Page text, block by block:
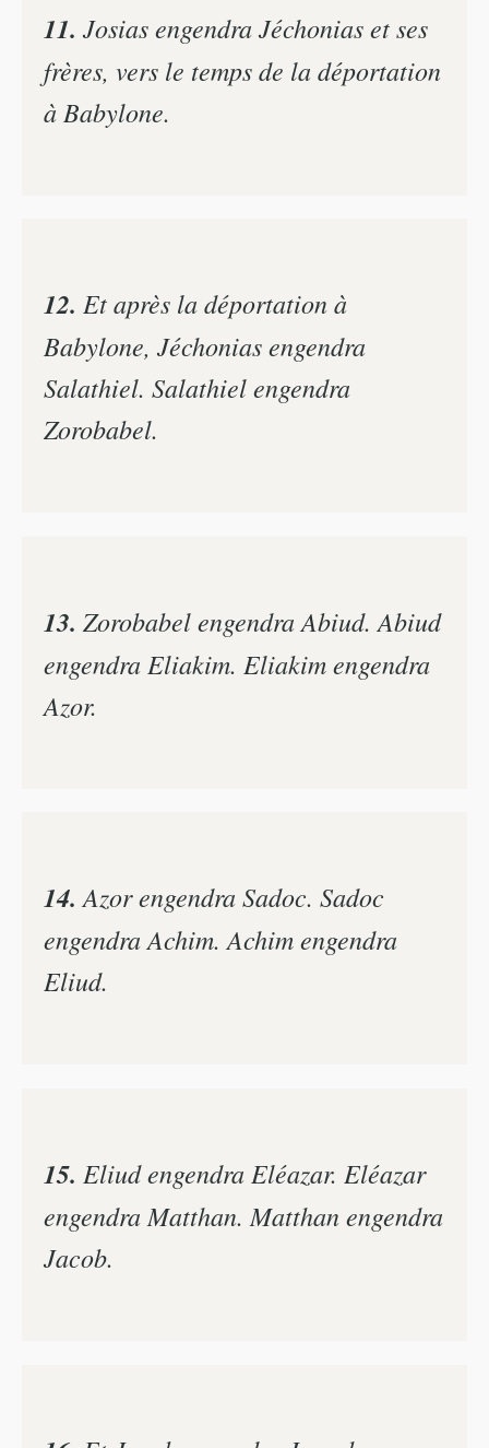
11. Josias engendra Jéchonias et ses
frères, vers le temps de la déportation
à Babylone.
12. Et après la déportation à
Babylone, Jéchonias engendra
Salathiel. Salathiel engendra
Zorobabel.
13. Zorobabel engendra Abiud. Abiud
engendra Eliakim. Eliakim engendra
Azor.
14. Azor engendra Sadoc. Sadoc
engendra Achim. Achim engendra
Eliud.
15. Eliud engendra Eléazar. Eléazar
engendra Matthan. Matthan engendra
Jacob.